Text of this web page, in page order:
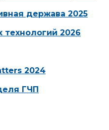
держава 2025
2026
2024
ГЧП